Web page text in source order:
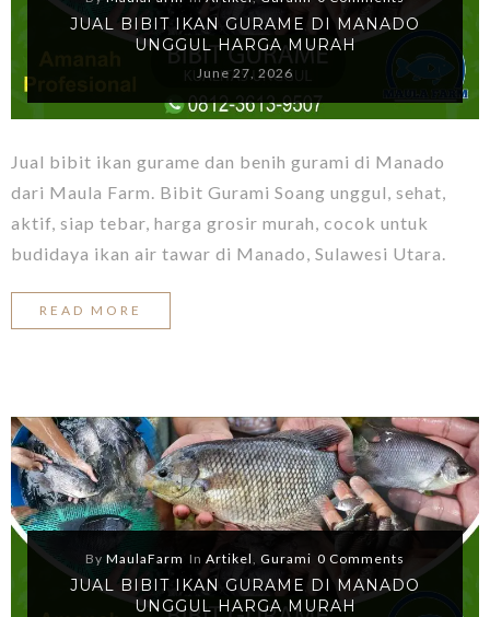
JUAL BIBIT IKAN GURAME DI MANADO
UNGGUL HARGA MURAH
June 27, 2026
Jual bibit ikan gurame dan benih gurami di Manado
dari Maula Farm. Bibit Gurami Soang unggul, sehat,
aktif, siap tebar, harga grosir murah, cocok untuk
budidaya ikan air tawar di Manado, Sulawesi Utara.
READ MORE
By MaulaFarm In Artikel Gurami 0 Comments
JUAL BIBIT IKAN GURAME DI MANADO
UNGGUL HARGA MURAH